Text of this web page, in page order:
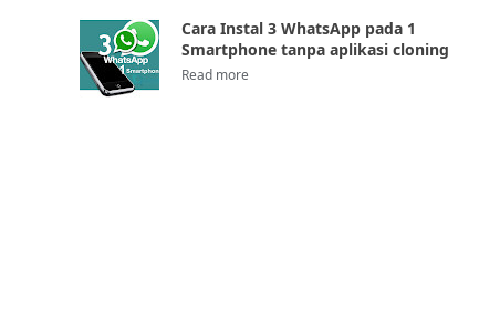
Cara Instal 3 WhatsApp pada 1
Smartphone tanpa aplikasi cloning